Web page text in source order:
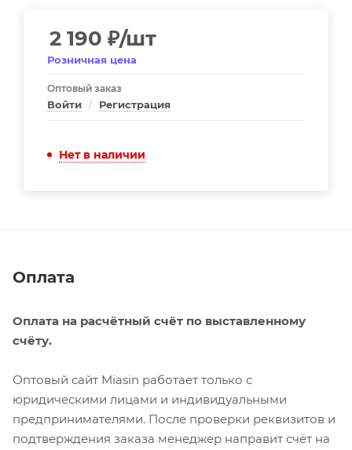
2 190 ₽/шт
Розничная цена
Оптовый заказ
Войти / Регистрация
Нет в наличии
Оплата
Оплата на расчётный счёт по выставленному
счёту.
Оптовый сайт Miasin работает только с
юридическими лицами и индивидуальными
предпринимателями. После проверки реквизитов и
подтверждения заказа менеджер направит счёт на